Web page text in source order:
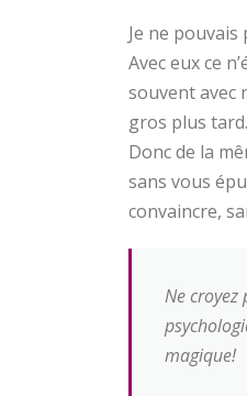
Je ne
Avec eux ce
souvent avec
gros plus tard.
Donc de la
sans vous
convaincre,
Ne croyez
magique!